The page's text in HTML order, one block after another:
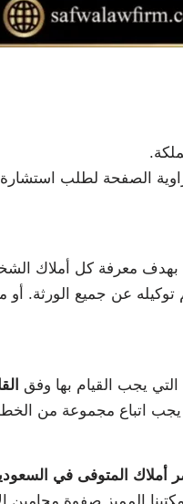
زاوية الصفحة لطلب
بهدف معرفة كل أملاك
عن جميع الورثة. أو
يجب القيام بها وفق
يجب اتباع مجموعة من
أملاك المتوفى في